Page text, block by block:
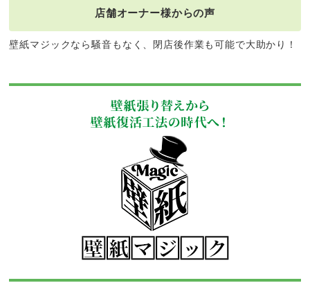
店舗オーナー様からの声
壁紙マジックなら騒音もなく、閉店後作業も可能で大助かり！